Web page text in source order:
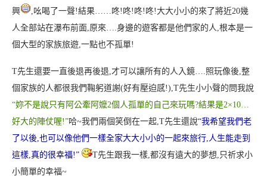
興
,吆喝了一聲!結果……咚!咚!咚!咚!大大小小的來了將近20幾
人全部站在瀑布前面,原來….身邊的遊客都是他們家的人,根本是一
個大型的家族旅遊,一點也不孤單!
T先生還要一直後退再後退,才可以讓所有的人入鏡….照玩像後,整
個家族的人都很我們鞠躬道謝(好有壓迫感!),T先生小小聲的問我說
“妳不是說只有阿公牽阿嬤2個人孤單的自己來玩嗎?結果是2×10…
好大的陣仗喔!”哈~我們兩個笑倒在一起,T先生還說“我希望我們老
了以後,也可以像他們一樣全家大大小小的一起來旅行,人生能走到
這樣,真的很幸福!”
T先生跟我一樣,都沒有遠大的夢想,只祈求小
小簡單的幸福~